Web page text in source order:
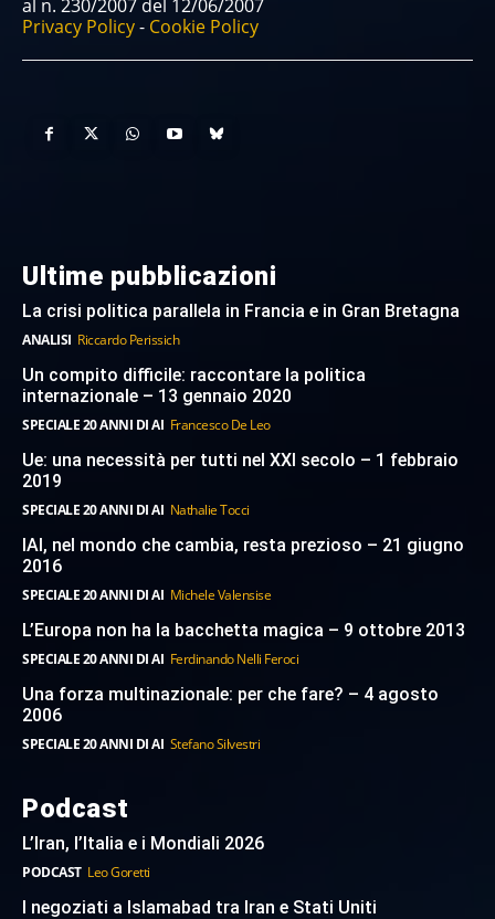
al n. 230/2007 del 12/06/2007
Privacy Policy- Cookie Policy
Ultime pubblicazioni
La crisi politica parallela in Francia e in Gran Bretagna
ANALISI Riccardo Perissich
Un compito difficile: raccontare la politica
internazionale – 13 gennaio 2020
SPECIALE 20 ANNI DI AI Francesco De Leo
Ue: una necessità per tutti nel XXI secolo – 1 febbraio
2019
SPECIALE 20 ANNI DI AI Nathalie Tocci
IAI, nel mondo che cambia, resta prezioso – 21 giugno
2016
SPECIALE 20 ANNI DI AI Michele Valensise
L’Europa non ha la bacchetta magica – 9 ottobre 2013
SPECIALE 20 ANNI DI AI Ferdinando Nelli Feroci
Una forza multinazionale: per che fare? – 4 agosto
2006
SPECIALE 20 ANNI DI AI Stefano Silvestri
Podcast
L’Iran, l’Italia e i Mondiali 2026
PODCAST Leo Goretti
I negoziati a Islamabad tra Iran e Stati Uniti